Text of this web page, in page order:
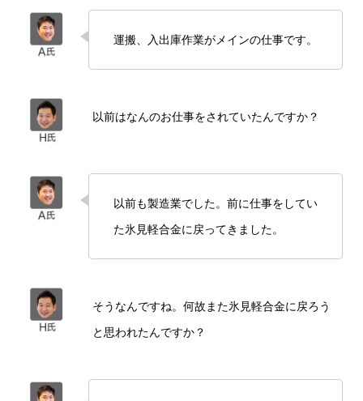
運搬、入出庫作業がメインの仕事です。
以前はなんのお仕事をされていたんですか？
以前も製造業でした。前に仕事をしてい
た氷見軽合金に戻ってきました。
そうなんですね。何故また氷見軽合金に戻ろう
と思われたんですか？